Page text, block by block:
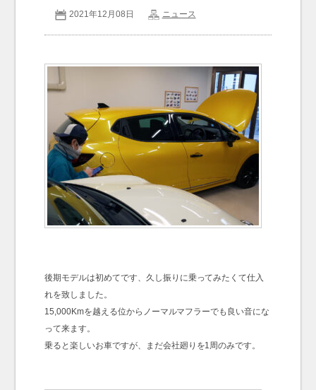
お問い合わせ2021年12月08日 ニュース
後期モデルは初めてです、久し振りに乗ってみたくて仕入
れを致しました。
15,000Kmを越える位からノーマルマフラーでも良い音にな
って来ます。
乗ると楽しいお車ですが、まだ会社廻りを1周のみです。